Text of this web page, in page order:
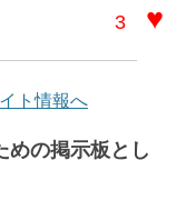
3 ♥
ト情報へ
めの掲示板とし